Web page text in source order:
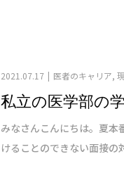
2021.07.17 医者のキャリア,
私立の医学部の
みなさんこんにちは。夏本
けることのできない面接